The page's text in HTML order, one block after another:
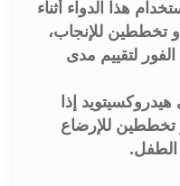
هذا الدواء أثناء
تخططين للإنجاب،
لتقييم مدى
هيدروكسيتويد إذا
للإرضاع
الطفل.